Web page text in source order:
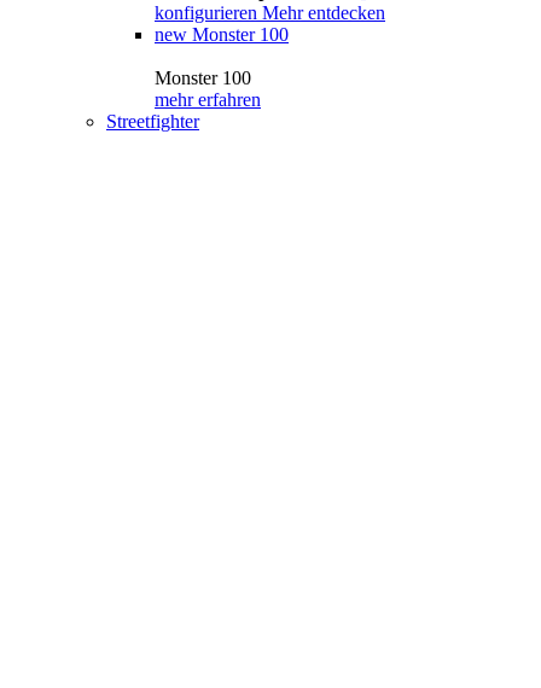
konfigurieren Mehr entdecken
new Monster 100
Monster 100
mehr erfahren
Streetfighter